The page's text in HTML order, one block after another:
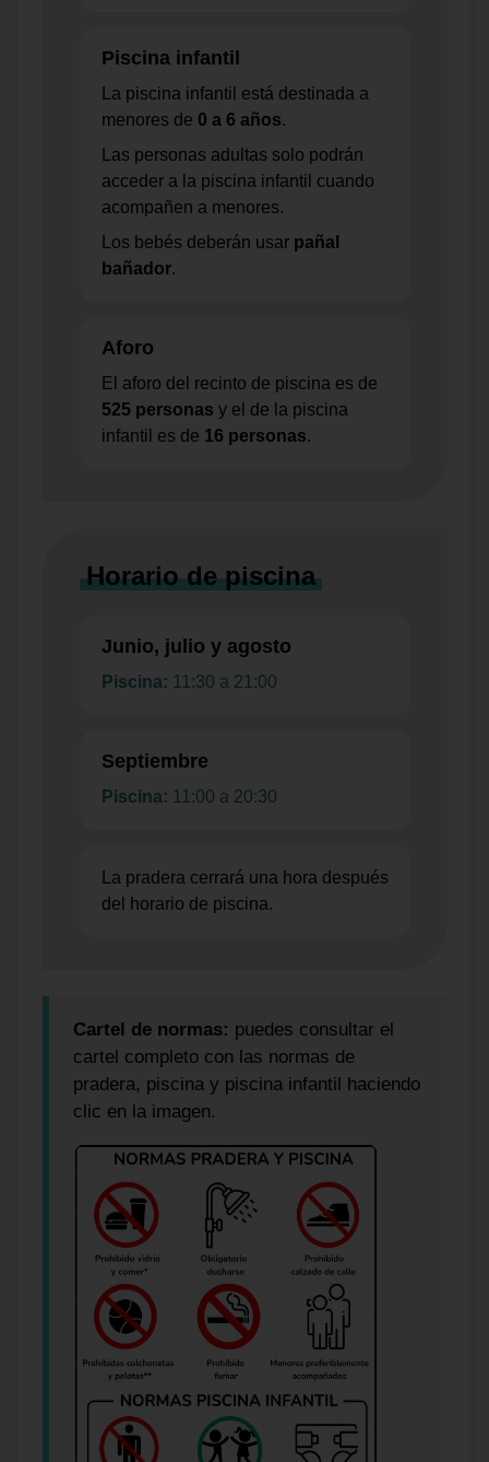
Piscina infantil
La piscina infantil está destinada a
menores de 0 a 6 años.
Las personas adultas solo podrán
acceder a la piscina infantil cuando
acompañen a menores.
Los bebés deberán usar pañal
bañador.
Aforo
El aforo del recinto de piscina es de
525 personas y el de la piscina
infantil es de 16 personas.
Horario de piscina
Junio, julio y agosto
Piscina: 11:30 a 21:00
Septiembre
Piscina: 11:00 a 20:30
La pradera cerrará una hora después
del horario de piscina.
Cartel de normas: puedes consultar el
cartel completo con las normas de
pradera, piscina y piscina infantil haciendo
clic en la imagen.